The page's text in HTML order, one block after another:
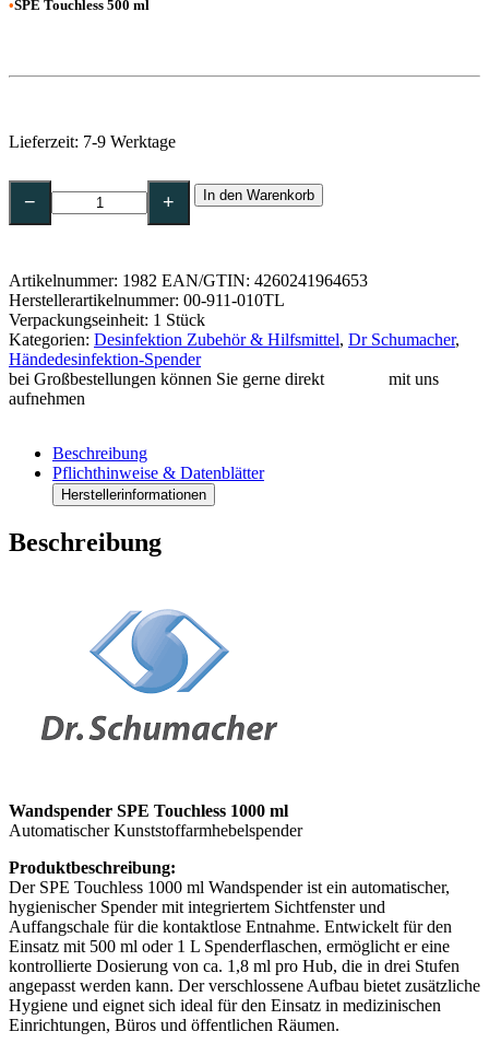
•SPE Touchless 500 ml
Lieferzeit: 7-9 Werktage
Dr.Schumacher
Wandspender
ml
Menge
− + In den Warenkorb
Artikelnummer: 1982 EAN/GTIN: 4260241964653
Herstellerartikelnummer: 00-911-010TL
Verpackungseinheit: 1 Stück
Kategorien: Desinfektion Zubehör & Hilfsmittel, Dr Schumacher,
Händedesinfektion-Spender
bei Großbestellungen können Sie gerne direkt
mit uns
aufnehmen
Beschreibung
Pflichthinweise & Datenblätter
Herstellerinformationen
Beschreibung
Wandspender SPE Touchless 1000 ml
Automatischer Kunststoffarmhebelspender
Produktbeschreibung:
Der SPE Touchless 1000 ml Wandspender ist ein automatischer,
hygienischer Spender mit integriertem Sichtfenster und
Auffangschale für die kontaktlose Entnahme. Entwickelt für den
Einsatz mit 500 ml oder 1 L Spenderflaschen, ermöglicht er eine
kontrollierte Dosierung von ca. 1,8 ml pro Hub, die in drei Stufen
angepasst werden kann. Der verschlossene Aufbau bietet zusätzliche
Hygiene und eignet sich ideal für den Einsatz in medizinischen
Einrichtungen, Büros und öffentlichen Räumen.